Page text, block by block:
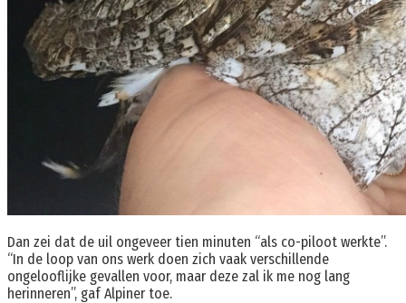
Dan zei dat de uil ongeveer tien minuten “als co-piloot werkte”.
“In de loop van ons werk doen zich vaak verschillende
ongelooflijke gevallen voor, maar deze zal ik me nog lang
herinneren”, gaf Alpiner toe.